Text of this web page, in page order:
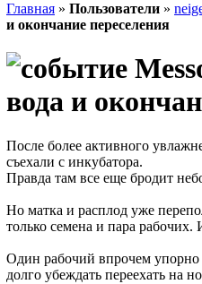
Главная » Пользователи »
и окончание переселения
вода и
После более активного
съехали с инкубатора.
Правда там все еще бродит
Но матка и расплод уже
только семена и пара
Один рабочий впрочем упорно
долго убеждать переехать на